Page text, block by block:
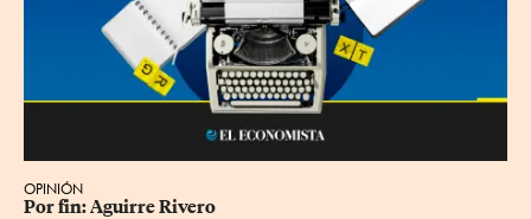
OPINIÓN
Por fin: Aguirre Rivero